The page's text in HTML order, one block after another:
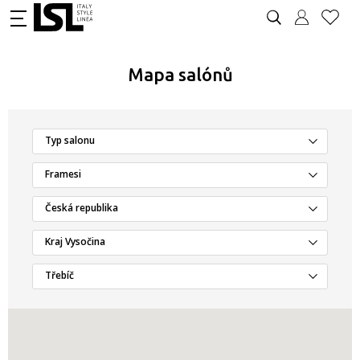
Mapa salónů
Typ salonu
Framesi
Česká republika
Kraj Vysočina
Třebíč